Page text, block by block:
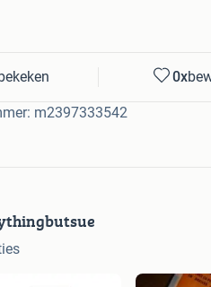
ALLE ADVERTENTIES
0x
m2397333542